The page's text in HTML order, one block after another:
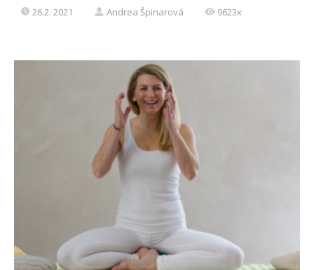
26.2. 2021 Andrea Špinarová 9623x